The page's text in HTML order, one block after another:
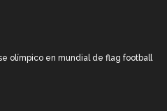
olímpico en mundial de flag football